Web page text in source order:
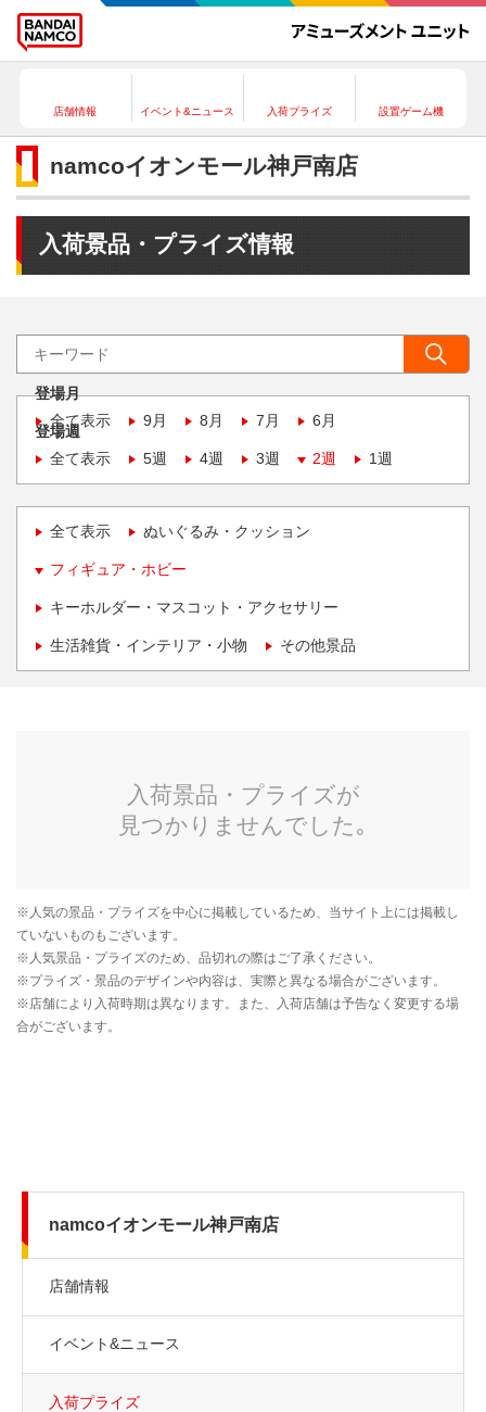
店舗情報 イベント&ニュース 入荷プライズ 設置ゲーム機
namcoイオンモール神戸南店
入荷景品・プライズ情報
登場月
全て表示
9月 8月 7月 6月
登場週
全て表示
5週 4週 3週 2週 1週
全て表示 ぬいぐるみ・クッション
フィギュア・ホビー
キーホルダー・マスコット・アクセサリー
生活雑貨・インテリア・小物 その他景品
namcoイオンモール神戸南店
店舗情報
イベント&ニュース
入荷プライズ